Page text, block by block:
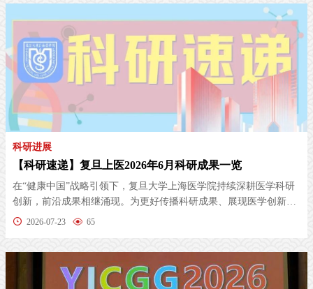
科研进展
【科研速递】复旦上医2026年6月科研成果一览
在“健康中国”战略引领下，复旦大学上海医学院持续深耕医学科研
创新，前沿成果相继涌现。为更好传播科研成果、展现医学创新
的“上医...
2026-07-23 65